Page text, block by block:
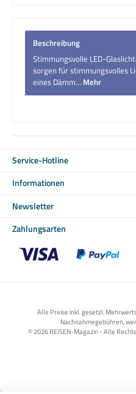
Beschreibung
Stimmungsvolle LED-
sorgen für stimmungsvolles
eines Dämm… Mehr
Service-Hotline
Informationen
Newsletter
Zahlungsarten
Alle Preise inkl. gesetzl.
Nachnahmegebühren,
© 2026 REISEN-Magazin - Alle